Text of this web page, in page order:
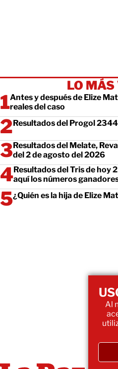
LO MÁS
Antes y después de Elize
reales del caso
Resultados del Progol
Resultados del Melate,
del 2 de agosto del 2026
Resultados del Tris de hoy
aquí los números
¿Quién es la hija de Elize
Al